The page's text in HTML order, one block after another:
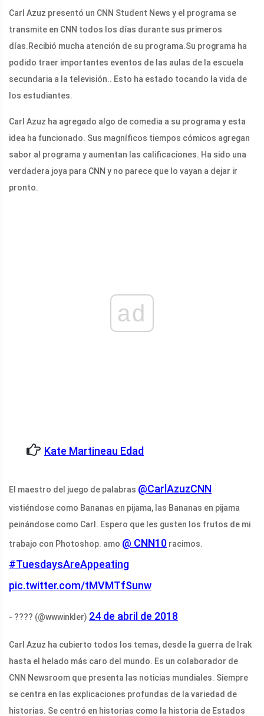
Carl Azuz presentó un CNN Student News y el programa se
transmite en CNN todos los días durante sus primeros
días. Recibió mucha atención de su programa.Su programa ha
podido traer importantes eventos de las aulas de la escuela
secundaria a la televisión.. Esto ha estado tocando la vida de
los estudiantes.
Carl Azuz ha agregado algo de comedia a su programa y esta
idea ha funcionado. Sus magníficos tiempos cómicos agregan
sabor al programa y aumentan las calificaciones. Ha sido una
verdadera joya para CNN y no parece que lo vayan a dejar ir
pronto.
ad
Kate Martineau Edad
El maestro del juego de palabras @CarlAzuzCNN
vistiéndose como Bananas en pijama, las Bananas en pijama
peinándose como Carl. Espero que les gusten los frutos de mi
trabajo con Photoshop. amo @ CNN10 racimos.
#TuesdaysAreAppeating
pic.twitter.com/tMVMTfSunw
- ???? (@wwwinkler) 24 de abril de 2018
Carl Azuz ha cubierto todos los temas, desde la guerra de Irak
hasta el helado más caro del mundo. Es un colaborador de
CNN Newsroom que presenta las noticias mundiales. Siempre
se centra en las explicaciones profundas de la variedad de
historias. Se centró en historias como la historia de Estados